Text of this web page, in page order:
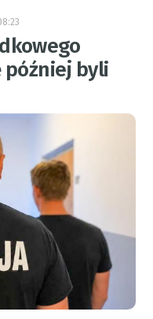
później byli